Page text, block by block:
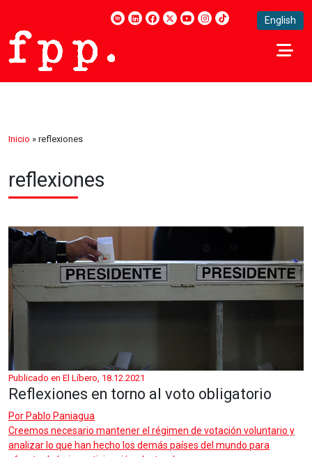
English
Inicio » reflexiones
reflexiones
Publicado en El Líbero, 18.12.2021
Reflexiones en torno al voto obligatorio
Por Pablo Paniagua
Creemos necesario mantener el régimen de votación voluntario y
analizar lo que han hecho los demás países del mundo para